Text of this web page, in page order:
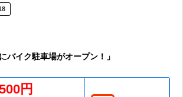
バイク駐車場がオープン！」
円